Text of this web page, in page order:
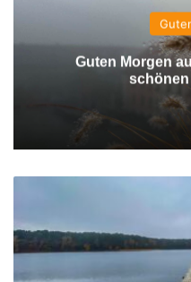
Guten Morgen